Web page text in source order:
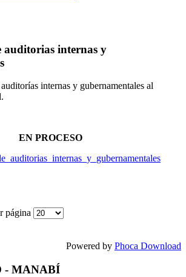
auditorias internas y
internas y gubernamentales al
EN PROCESO
página
Powered by Phoca Download
- MANABÍ